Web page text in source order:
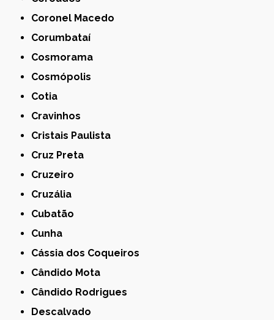
Coronel Macedo
Corumbataí
Cosmorama
Cosmópolis
Cotia
Cravinhos
Cristais Paulista
Cruz Preta
Cruzeiro
Cruzália
Cubatão
Cunha
Cássia dos Coqueiros
Cândido Mota
Cândido Rodrigues
Descalvado